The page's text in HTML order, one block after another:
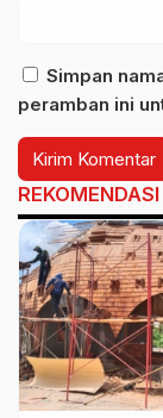
Simpan
peramban ini